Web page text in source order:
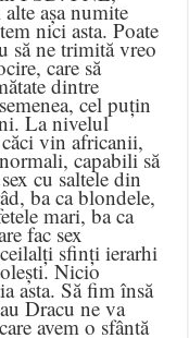
așa numite
nici asta. Poate
să ne trimită vreo
care să
dintre
cel puțin
La nivelul
vin africanii,
capabili să
cu saltele din
ba ca blondele,
mari, ba ca
fac sex
sfinți ierarhi
Nicio
asta. Să fim însă
Dracu ne va
avem o sfântă